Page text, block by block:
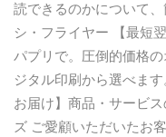
読できるのかについて
シ・フライヤー 【最短
パプリで。圧倒的価格
ジタル印刷から選べま
お届け】商品・サービ
ズ ご愛顧いただいたお